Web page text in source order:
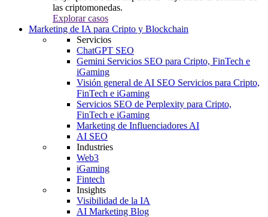
las criptomonedas.
Explorar casos
Marketing de IA para Cripto y Blockchain
Servicios
ChatGPT SEO
Gemini Servicios SEO para Cripto, FinTech e
iGaming
Visión general de AI SEO Servicios para Cripto,
FinTech e iGaming
Servicios SEO de Perplexity para Cripto,
FinTech e iGaming
Marketing de Influenciadores AI
AI SEO
Industries
Web3
iGaming
Fintech
Insights
Visibilidad de la IA
AI Marketing Blog